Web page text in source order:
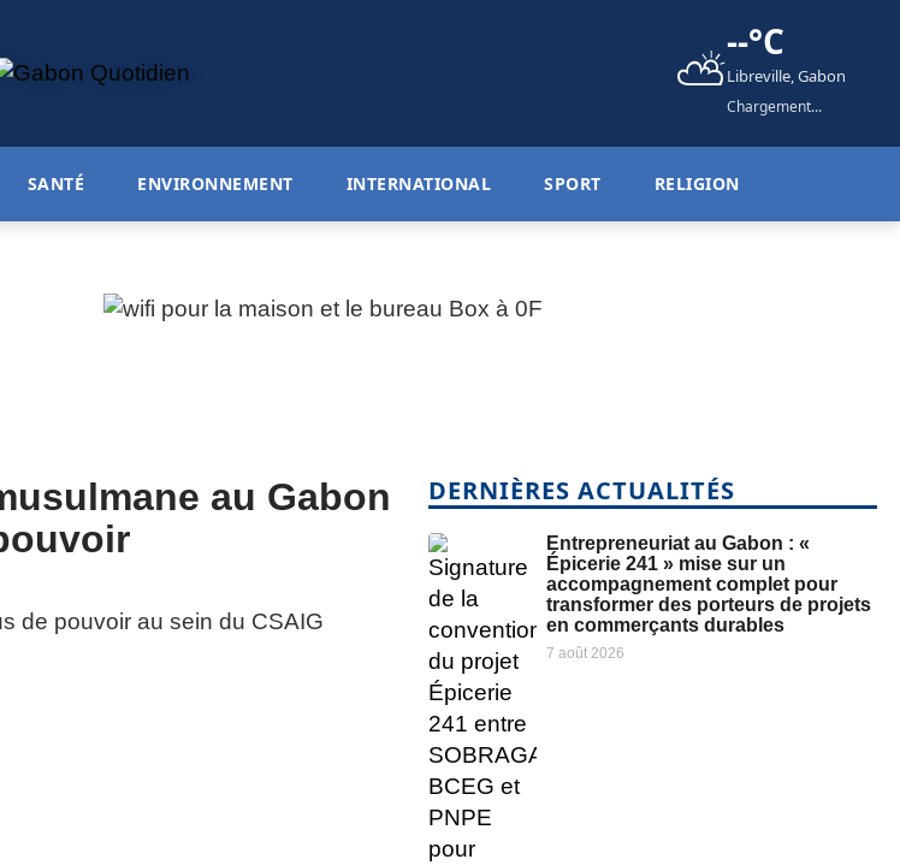
⛅--°C
Libreville, Gabon
Chargement...
SANTÉ ENVIRONNEMENT INTERNATIONAL SPORT RELIGION
au Gabon
DERNIÈRES ACTUALITÉS
Entrepreneuriat au Gabon : «
Épicerie 241 » mise sur un
accompagnement complet pour
transformer des porteurs de projets
en commerçants durables
7 août 2026